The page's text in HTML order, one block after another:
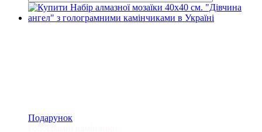
Подарунок